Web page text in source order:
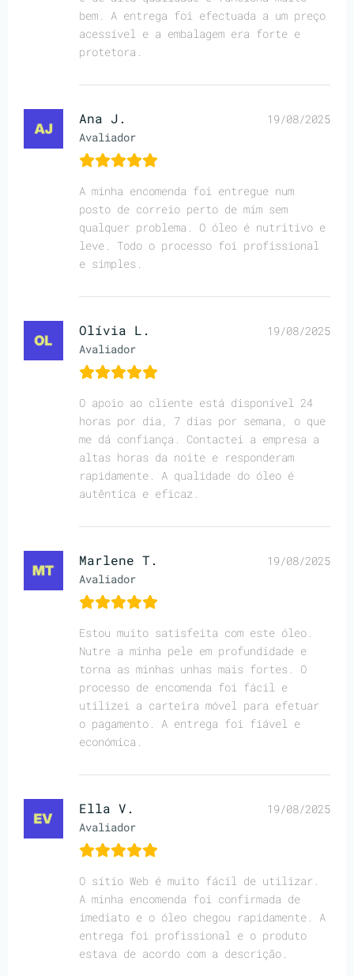
bem. A entrega foi efectuada a um preço
acessível e a embalagem era forte e
protetora.
Ana J.
Avaliador
19/08/2025
A minha encomenda foi entregue num
posto de correio perto de mim sem
qualquer problema. O óleo é nutritivo e
leve. Todo o processo foi profissional
e simples.
Olívia L.
Avaliador
19/08/2025
O apoio ao cliente está disponível 24
horas por dia, 7 dias por semana, o que
me dá confiança. Contactei a empresa a
altas horas da noite e responderam
rapidamente. A qualidade do óleo é
autêntica e eficaz.
Marlene T.
Avaliador
19/08/2025
Estou muito satisfeita com este óleo.
Nutre a minha pele em profundidade e
torna as minhas unhas mais fortes. O
processo de encomenda foi fácil e
utilizei a carteira móvel para efetuar
o pagamento. A entrega foi fiável e
económica.
Ella V.
Avaliador
19/08/2025
O sítio Web é muito fácil de utilizar.
A minha encomenda foi confirmada de
imediato e o óleo chegou rapidamente. A
entrega foi profissional e o produto
estava de acordo com a descrição.